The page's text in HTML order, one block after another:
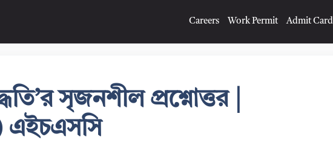
Careers Work Permit Admit Card
সৃজনশীল প্রশ্নোত্তর |
এইচএসসি